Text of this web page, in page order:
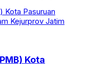
Kota